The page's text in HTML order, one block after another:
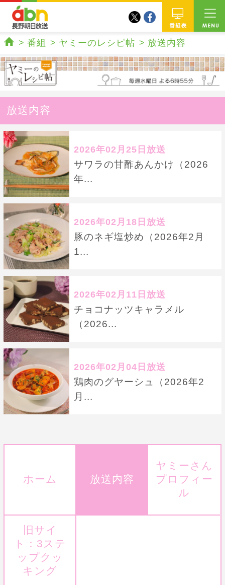
twitterfacebook
番組 ヤミーのレシピ帖 放送内容
放送内容
2026年02月25日放送
サワラの甘酢あんかけ（2026
年...
2026年02月18日放送
豚のネギ塩炒め（2026年2月
1...
2026年02月11日放送
チョコナッツキャラメル
（2026...
2026年02月04日放送
鶏肉のグヤーシュ（2026年2
月...
ホーム 放送内容
ヤミーさん
プロフィー
ル
旧サイ
ト：3ステ
ップクッ
キング